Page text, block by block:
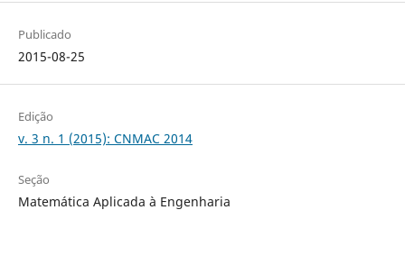
Publicado
2015-08-25
Edição
v. 3 n. 1 (2015): CNMAC 2014
Seção
Matemática Aplicada à Engenharia